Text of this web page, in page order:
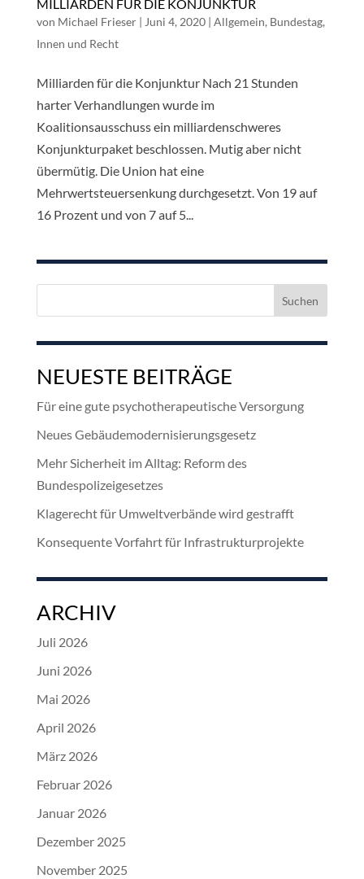
MILLIARDEN FÜR DIE KONJUNKTUR
von Michael Frieser| Juni 4, 2020| Allgemein, Bundestag,
Innen und Recht
Milliarden für die Konjunktur Nach 21 Stunden
harter Verhandlungen wurde im
Koalitionsausschuss ein milliardenschweres
Konjunkturpaket beschlossen. Mutig aber nicht
übermütig. Die Union hat eine
Mehrwertsteuersenkung durchgesetzt. Von 19 auf
16 Prozent und von 7 auf 5...
NEUESTE BEITRÄGE
Für eine gute psychotherapeutische Versorgung
Neues Gebäudemodernisierungsgesetz
Mehr Sicherheit im Alltag: Reform des
Bundespolizeigesetzes
Klagerecht für Umweltverbände wird gestrafft
Konsequente Vorfahrt für Infrastrukturprojekte
ARCHIV
Juli 2026
Juni 2026
Mai 2026
April 2026
März 2026
Februar 2026
Januar 2026
Dezember 2025
November 2025